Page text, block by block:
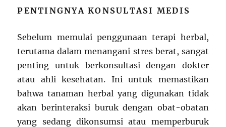
PENTINGNYA KONSULTASI MEDIS
Sebelum memulai penggunaan terapi herbal,
terutama dalam menangani stres berat, sangat
penting untuk berkonsultasi dengan dokter
atau ahli kesehatan. Ini untuk memastikan
bahwa tanaman herbal yang digunakan tidak
akan berinteraksi buruk dengan obat-obatan
yang sedang dikonsumsi atau memperburuk